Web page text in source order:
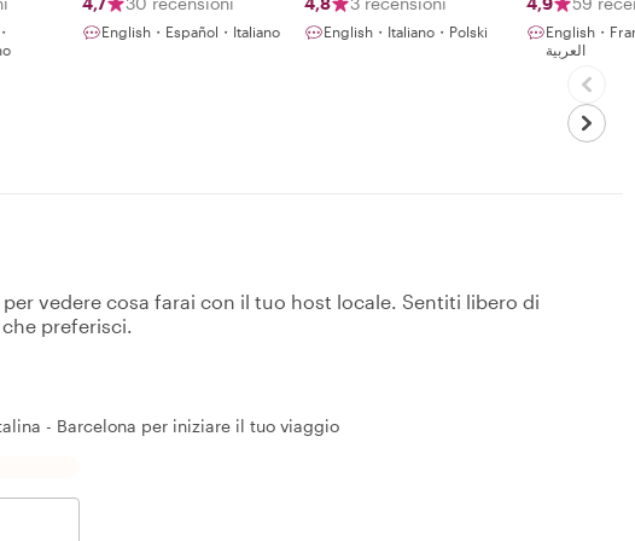
English・Español・Italiano English・Italiano・Polski
English・
العربية
vedere cosa farai con il tuo host locale. Sentiti libero di
preferisci.
- Barcelona per iniziare il tuo viaggio